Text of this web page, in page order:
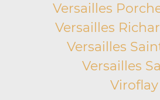
Versailles
Versailles
Versailles
Versailles
Viroflay